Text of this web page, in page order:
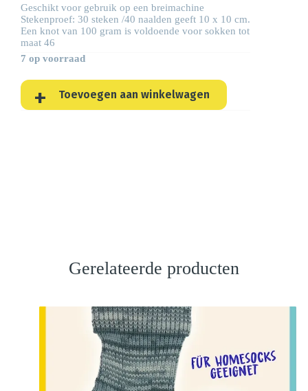
Geschikt voor gebruik op een breimachine
Stekenproef: 30 steken /40 naalden geeft 10 x 10 cm.
Een knot van 100 gram is voldoende voor sokken tot
maat 46
7 op voorraad
Toevoegen aan winkelwagen
Gerelateerde producten